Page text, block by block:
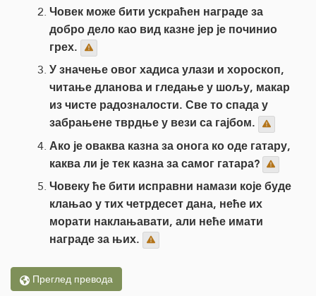
Човек може бити ускраћен награде за
добро дело као вид казне јер је починио
грех.
У значење овог хадиса улази и хороскоп,
читање дланова и гледање у шољу, макар
из чисте радозналости. Све то спада у
забрањене тврдње у вези са гајбом.
Ако је оваква казна за онога ко оде гатару,
каква ли је тек казна за самог гатара?
Човеку ће бити исправни намази које буде
клањао у тих четрдесет дана, неће их
морати наклањавати, али неће имати
награде за њих.
Преглед превода